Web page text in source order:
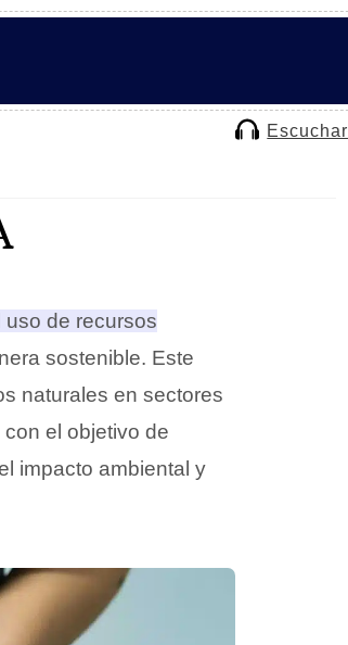
Escuchar
de recursos
sostenible. Este
naturales en sectores
con el objetivo de
impacto ambiental y